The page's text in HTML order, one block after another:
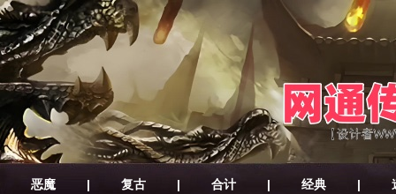
恶魔 | 复古 | 合计 | 经典 |